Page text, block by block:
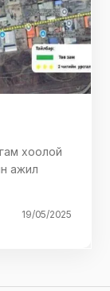
хоолой
ажил
19/05/2025